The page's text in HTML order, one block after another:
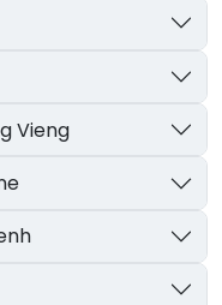
Vieng